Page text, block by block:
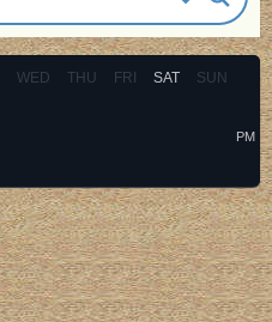
WED THU FRI SAT SUN
PM